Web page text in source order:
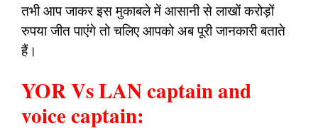
तभी आप जाकर इस मुकाबले में आसानी से लाखों करोड़ों
रुपया जीत पाएंगे तो चलिए आपको अब पूरी जानकारी बताते
हैं।
YOR Vs LAN captain and
voice captain: